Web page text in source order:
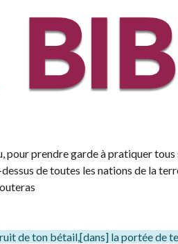
prendre garde à pratiquer tous
de toutes les nations de la
de ton bétail,[dans] la portée de